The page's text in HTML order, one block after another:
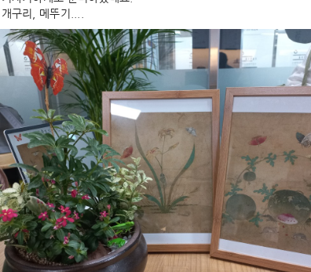
구리, 메뚜기....